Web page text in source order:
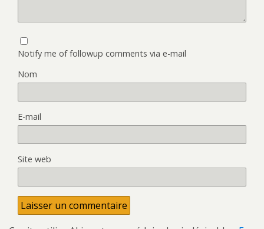
Notify me of followup comments via e-mail
Nom
E-mail
Site web